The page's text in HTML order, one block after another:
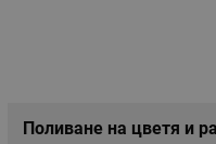
Поливане на цветя и